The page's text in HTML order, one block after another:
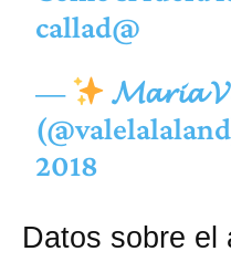
callad@
—
𝓜𝓪𝓻𝓲𝓪
2018
Datos sobre el